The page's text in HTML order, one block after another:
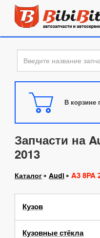
В корзине
Запчасти на
2013
Каталог Audi A3 8PA
Кузов
Кузовные стёкла